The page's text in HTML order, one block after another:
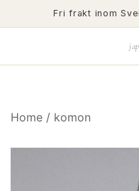
to
Fri frakt inom
Home / komon